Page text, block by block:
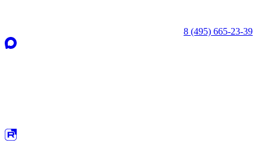
8 (495) 665-23-39